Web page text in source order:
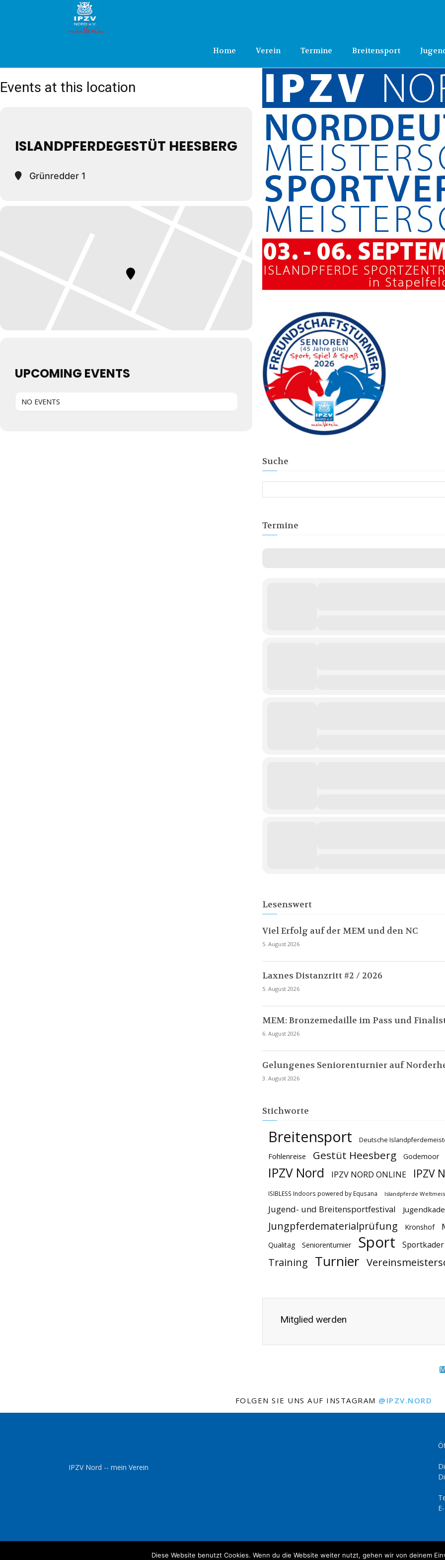
Home Verein Termine Breitensport
Events at this location
ISLANDPFERDEGESTÜT HEESBERG
Grünredder 1
UPCOMING EVENTS
NO EVENTS
Suche
Termine
Lesenswert
Viel Erfolg auf der MEM und den NC
5. August 2026
Laxnes Distanzritt #2 / 2026
5. August 2026
MEM: Bronzemedaille im Pass und
6. August 2026
Gelungenes Seniorenturnier auf
3. August 2026
Stichworte
Breitensport Deutsche
Fohlenreise Gestüt Heesberg Godemoor
IPZV Nord IPZV NORD ONLINE IPZV
ISIBLESS Indoors powered by Equsana Islandpferde
Jugend- und Breitensportfestival
Jungpferdematerialprüfung Kronshof
Qualitag Seniorenturnier Sport Sportkader
Training Turnier
Mitglied werden
FOLGEN SIE UNS AUF INSTAGRAM @IPZV.NORD
IPZV Nord -- mein Verein
Diese Website benutzt Cookies. Wenn du die Website weiter nutzt, gehen wir von deinem